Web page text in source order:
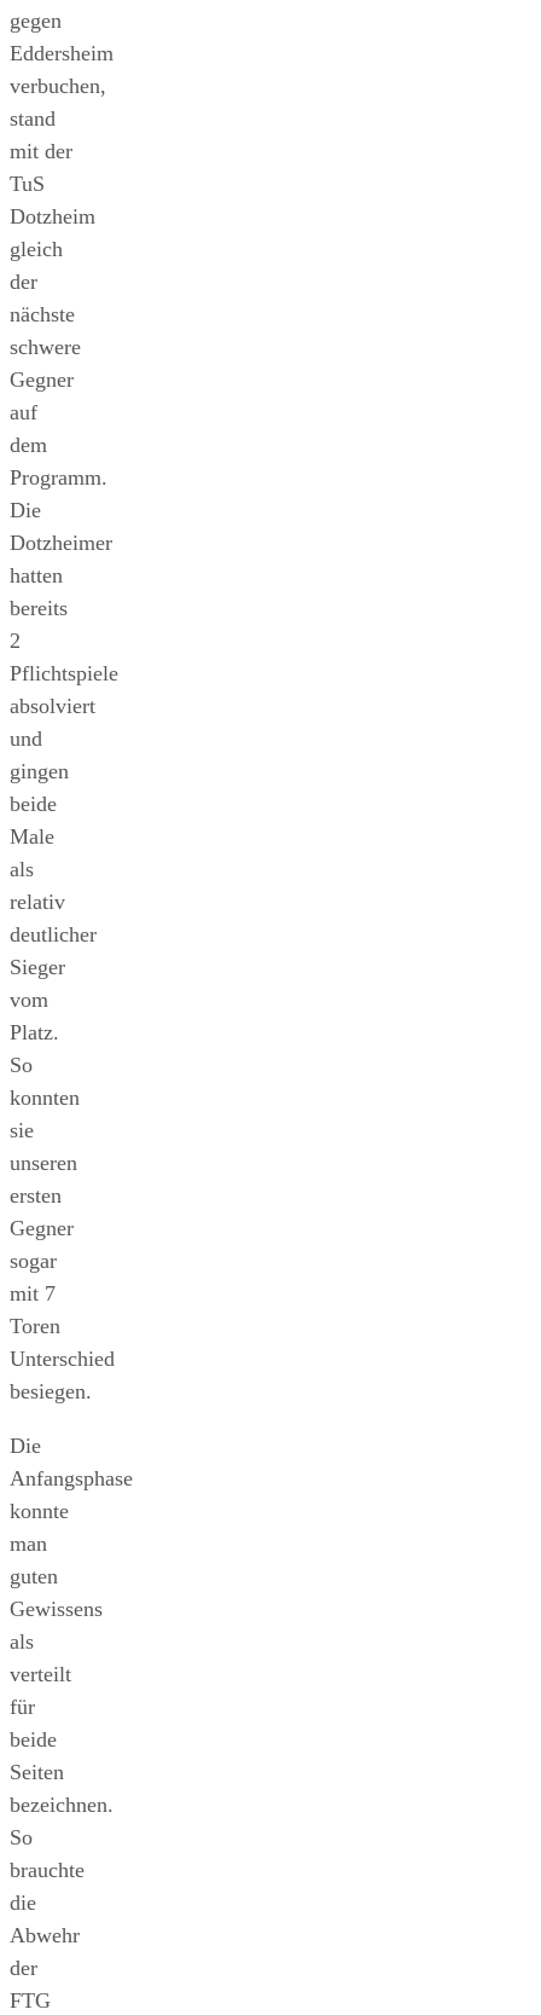
gegen
Eddersheim
verbuchen,
stand
mit der
TuS
Dotzheim
gleich
der
nächste
schwere
Gegner
auf
dem
Programm.
Die
Dotzheimer
hatten
bereits
2
Pflichtspiele
absolviert
und
gingen
beide
Male
als
relativ
deutlicher
Sieger
vom
Platz.
So
konnten
sie
unseren
ersten
Gegner
sogar
mit 7
Toren
Unterschied
besiegen.
Die
Anfangsphase
konnte
man
guten
Gewissens
als
verteilt
für
beide
Seiten
bezeichnen.
So
brauchte
die
Abwehr
der
FTG